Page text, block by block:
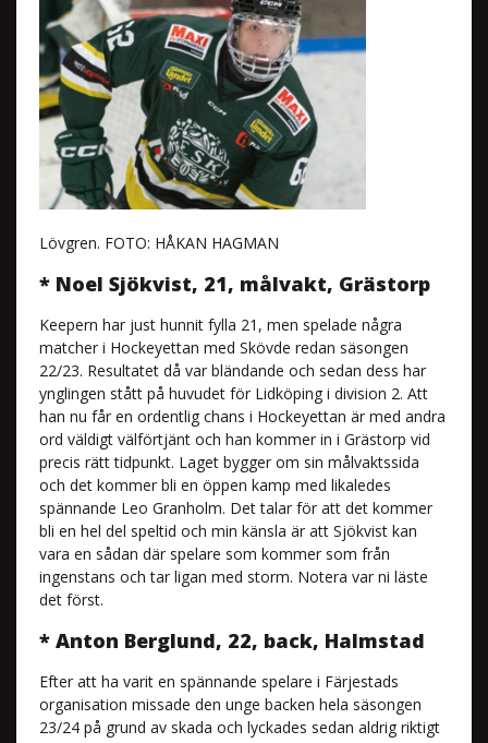
Lövgren. FOTO: HÅKAN HAGMAN
* Noel Sjökvist, 21, målvakt, Grästorp
Keepern har just hunnit fylla 21, men spelade några
matcher i Hockeyettan med Skövde redan säsongen
22/23. Resultatet då var bländande och sedan dess har
ynglingen stått på huvudet för Lidköping i division 2. Att
han nu får en ordentlig chans i Hockeyettan är med andra
ord väldigt välförtjänt och han kommer in i Grästorp vid
precis rätt tidpunkt. Laget bygger om sin målvaktssida
och det kommer bli en öppen kamp med likaledes
spännande Leo Granholm. Det talar för att det kommer
bli en hel del speltid och min känsla är att Sjökvist kan
vara en sådan där spelare som kommer som från
ingenstans och tar ligan med storm. Notera var ni läste
det först.
* Anton Berglund, 22, back, Halmstad
Efter att ha varit en spännande spelare i Färjestads
organisation missade den unge backen hela säsongen
23/24 på grund av skada och lyckades sedan aldrig riktigt